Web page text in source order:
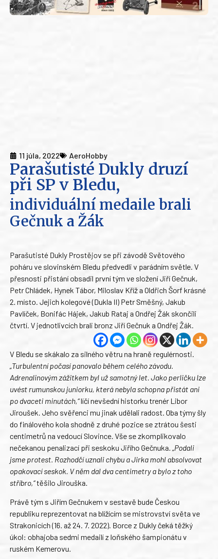
11 júla, 2022 AeroHobby
Parašutisté Dukly druzí
při SP v Bledu,
individuální medaile brali
Gečnuk a Žák
Parašutisté Dukly Prostějov se při závodě Světového
poháru ve slovinském Bledu předvedli v parádním světle. V
přesnosti přistání obsadil první tým ve složení Jiří Gečnuk,
Petr Chládek, Hynek Tábor, Miloslav Kříž a Oldřich Šorf krásné
2. místo. Jejich kolegové (Dukla II) Petr Směšný, Jakub
Pavlíček, Bonifác Hájek, Jakub Rataj a Ondřej Žák skončili
čtvrtí. V jednotlivcích brali bronz Jiří Gečnuk a Ondřej Žák.
V Bledu se skákalo za silného větru na hraně regulérnosti.
„Turbulentní počasí panovalo během celého závodu.
Adrenalinovým zážitkem byl už samotný let. Jako perličku lze
uvést rumunskou juniorku, která nebyla schopna přistát ani
po dvaceti minutách,“líčí nevšední historku trenér Libor
Jiroušek. Jeho svěřenci mu jinak udělali radost. Oba týmy šly
do finálového kola shodně z druhé pozice se ztrátou šesti
centimetrů na vedoucí Slovince. Vše se zkomplikovalo
nečekanou penalizací při seskoku Jiřího Gečnuka. „Podali
jsme protest. Rozhodčí uznali chybu a Jirka mohl absolvovat
opakovací seskok. V něm dal dva centimetry a bylo z toho
stříbro,“těšilo Jirouška.
Právě tým s Jiřím Gečnukem v sestavě bude Českou
republiku reprezentovat na blížícím se mistrovství světa ve
Strakonicích (16. až 24. 7. 2022). Borce z Dukly čeká těžký
úkol: obhajoba sedmi medailí z loňského šampionátu v
ruském Kemerovu.